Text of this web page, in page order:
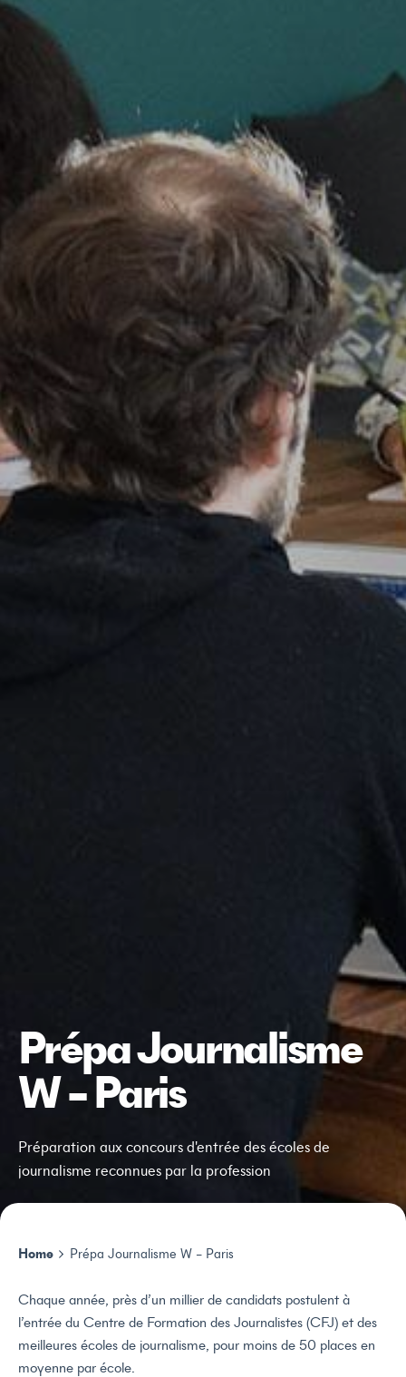
Prépa Journalisme
W – Paris
Préparation aux concours d'entrée des écoles de
journalisme reconnues par la profession
Home Prépa Journalisme W – Paris
Chaque année, près d’un millier de candidats postulent à
l’entrée du Centre de Formation des Journalistes (CFJ) et des
meilleures écoles de journalisme, pour moins de 50 places en
moyenne par école.